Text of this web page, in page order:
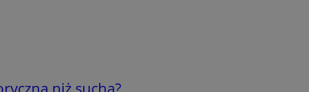
niż sucha?